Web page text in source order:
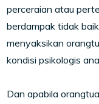
perceraian atau
berdampak tidak
menyaksikan
kondisi psikologis
Dan apabila